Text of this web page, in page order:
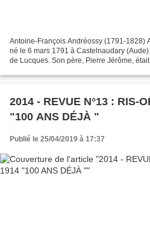
Antoine-François Andréossy (1791-1828)
né le 6 mars 1791 à Castelnaudary
de Lucques. Son père, Pierre Jérôme,
2014 - REVUE N°13 : RIS-
"100 ANS DÉJÀ "
Publié le 25/04/2019 à 17:37